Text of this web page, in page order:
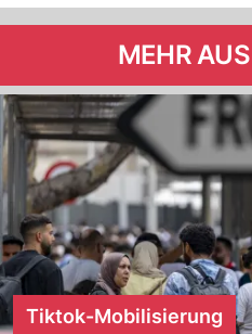
MEHR
Tiktok-Mobilisierung